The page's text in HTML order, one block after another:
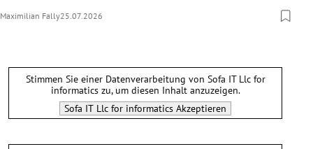
Maximilian Fally25.07.2026
Stimmen Sie einer Datenverarbeitung von Sofa IT Llc for
informaticszu, um diesen Inhalt anzuzeigen.
Sofa IT Llc for informatics Akzeptieren